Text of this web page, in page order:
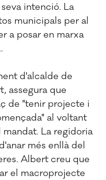
intenció. La
municipals per al
a posar en marxa
d'alcalde de
assegura que
de "tenir projecte i
al voltant
La regidoria
més enllà del
Albert creu que
el macroprojecte